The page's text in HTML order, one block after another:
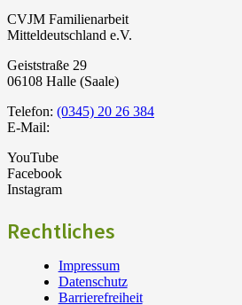
CVJM Familienarbeit
Mitteldeutschland e.V.
Geiststraße 29
06108 Halle (Saale)
Telefon: (0345) 20 26 384
E-Mail:
YouTube
Facebook
Instagram
Rechtliches
Impressum
Datenschutz
Barrierefreiheit